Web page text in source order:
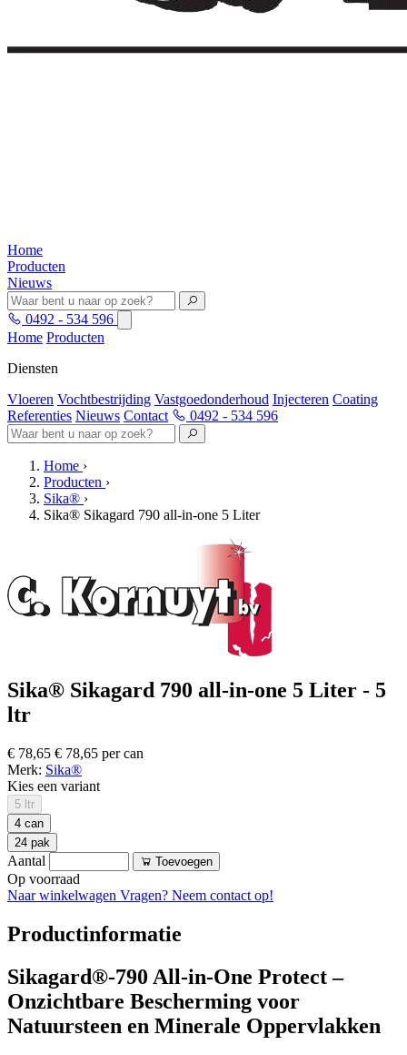
Home
Producten
Nieuws
0492 - 534 596
Home Producten
Diensten
Vloeren Vochtbestrijding Vastgoedonderhoud Injecteren Coating
Referenties Nieuws Contact 0492 - 534 596
Home ›
Producten ›
Sika® ›
Sika® Sikagard 790 all-in-one 5 Liter
Sika® Sikagard 790 all-in-one 5 Liter - 5
ltr
€ 78,65 € 78,65 per can
Merk: Sika®
Kies een variant
5 ltr
4 can
24 pak
Aantal Toevoegen
Op voorraad
Naar winkelwagen Vragen? Neem contact op!
Productinformatie
Sikagard®-790 All-in-One Protect –
Onzichtbare Bescherming voor
Natuursteen en Minerale Oppervlakken